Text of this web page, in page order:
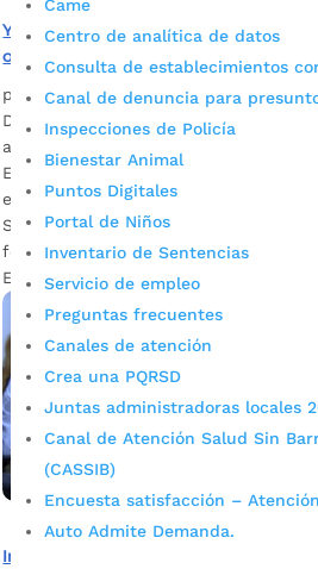
Came
Centro de analítica de datos
Consulta de establecimientos
Canal de denuncia para
Inspecciones de Policía
Bienestar Animal
Puntos Digitales
Portal de Niños
Inventario de Sentencias
Servicio de empleo
Preguntas frecuentes
Canales de atención
Crea una PQRSD
Juntas administradoras locales
Canal de Atención Salud Sin
(CASSIB)
Encuesta satisfacción –
Auto Admite Demanda.
Ya hay 77.814 estudiantes
oficiales de Bucaramanga
por Alcaldía de Bucaramanga |Mar
De esta cifra, 5.099 son de origen
alguna discapacidad. Ana Leonor
Educación del Municipio Descargar
en el Sistema Integrado de Matrículas,
Secretaría de Educación de
formalmente registrados dichos
Educación del Municipio, Ana […]
Instituto Nacional para Sordos -